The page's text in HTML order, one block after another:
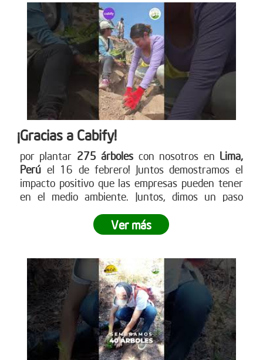
¡Gracias a Cabify!
por plantar 275 árboles con nosotros en Lima,
Perú el 16 de febrero! Juntos demostramos el
impacto positivo que las empresas pueden tener
en el medio ambiente. Juntos, dimos un paso
poderoso que es el trabajo en equipo.
está lista para ser parte del cambio?
única de siembra empresarial. Conoce cómo en
www.reddearboles.org
Ver más